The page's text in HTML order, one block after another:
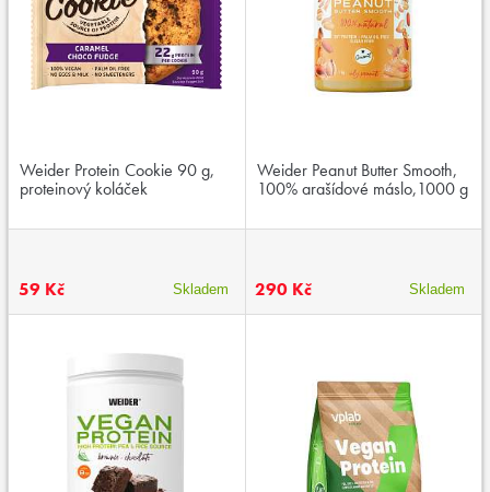
Weider Protein Cookie 90 g,
proteinový koláček
59 Kč Skladem
Weider Peanut Butter Smooth,
100% arašídové máslo,1000 g
290 Kč Skladem